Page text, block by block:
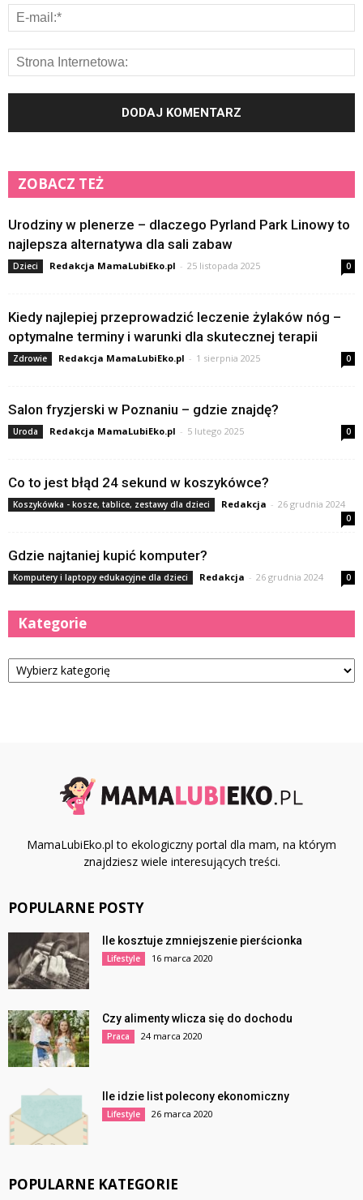
ZOBACZ TEŻ
Urodziny w plenerze – dlaczego Pyrland Park Linowy to
najlepsza alternatywa dla sali zabaw
Dzieci Redakcja MamaLubiEko.pl - 25 listopada 2025 0
Kiedy najlepiej przeprowadzić leczenie żylaków nóg –
optymalne terminy i warunki dla skutecznej terapii
Zdrowie Redakcja MamaLubiEko.pl - 1 sierpnia 2025 0
Salon fryzjerski w Poznaniu – gdzie znajdę?
Uroda Redakcja MamaLubiEko.pl - 5 lutego 2025 0
Co to jest błąd 24 sekund w koszykówce?
Koszykówka - kosze, tablice, zestawy dla dzieci Redakcja - 26 grudnia 2024
0
Gdzie najtaniej kupić komputer?
Komputery i laptopy edukacyjne dla dzieci Redakcja - 26 grudnia 2024 0
Kategorie
Kategorie
MamaLubiEko.pl to ekologiczny portal dla mam, na którym
znajdziesz wiele interesujących treści.
POPULARNE POSTY
Ile kosztuje zmniejszenie pierścionka
Lifestyle 16 marca 2020
Czy alimenty wlicza się do dochodu
Praca 24 marca 2020
Ile idzie list polecony ekonomiczny
Lifestyle 26 marca 2020
POPULARNE KATEGORIE